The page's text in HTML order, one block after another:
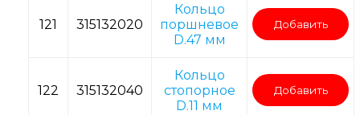
121 315132020
Кольцо
поршневое
D.47 мм
Добавить
122 315132040
Кольцо
стопорное
D.11 мм
Добавить